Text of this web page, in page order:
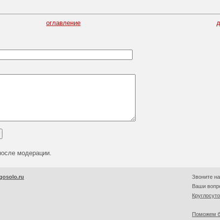
оглавление
модерации.
Звоните
Ваши
Поможем